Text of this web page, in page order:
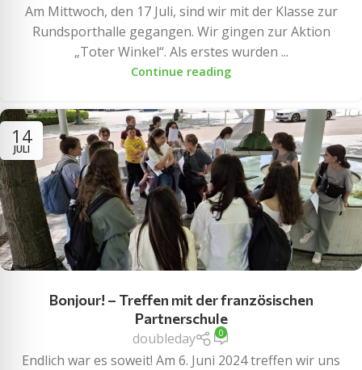
Am Mittwoch, den 17 Juli, sind wir mit der Klasse zur
Rundsporthalle gegangen. Wir gingen zur Aktion
„Toter Winkel“. Als erstes wurden ...
Continue reading
14
JULI
Bonjour! – Treffen mit der französischen
Partnerschule
doubleday
0
Endlich war es soweit! Am 6. Juni 2024 treffen wir uns